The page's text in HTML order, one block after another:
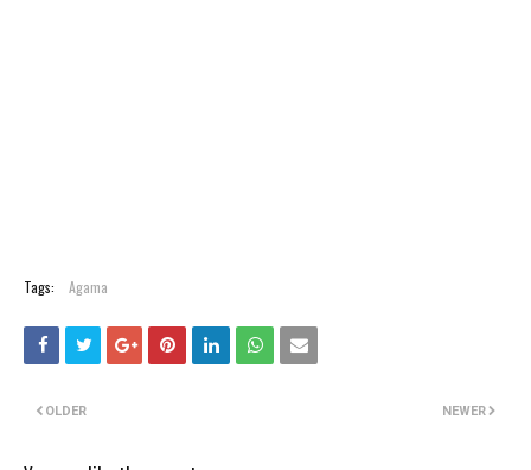
Tags: Agama
NEWER
OLDER